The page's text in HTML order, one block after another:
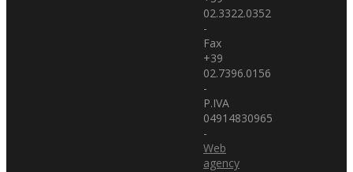
02.3322.0352
-
Fax
+39
02.7396.0156
-
P.IVA
04914830965
-
Web
agency